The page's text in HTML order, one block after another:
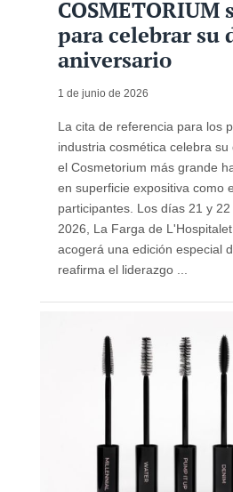
COSMETORIUM
para celebrar su
aniversario
1 de junio de 2026
La cita de referencia para los
industria cosmética celebra
el Cosmetorium más grande
en superficie expositiva como
participantes. Los días 21 y
2026, La Farga de
acogerá una edición especial
reafirma el liderazgo ...